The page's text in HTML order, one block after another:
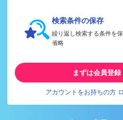
検索条件の保存
繰り返し検索する条件を
省略
まずは会員登録
アカウントをお持ちの方